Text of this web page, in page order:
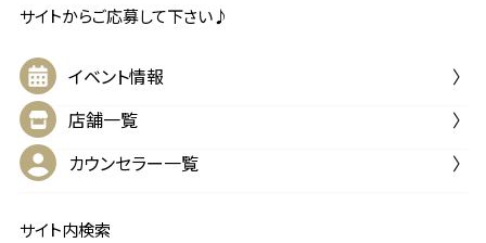
サイトからご応募して下さい♪
イベント情報
店舗一覧
カウンセラー一覧
サイト内検索